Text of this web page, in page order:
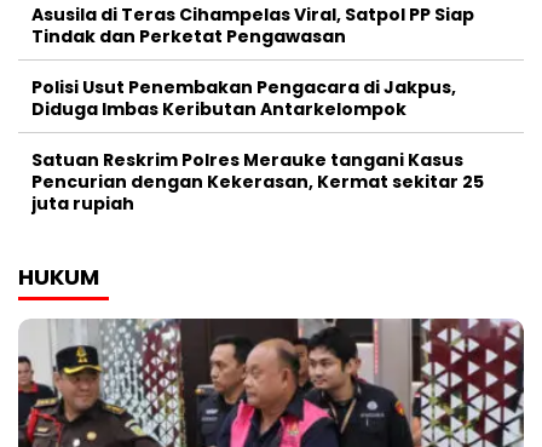
Asusila di Teras Cihampelas Viral, Satpol PP Siap
Tindak dan Perketat Pengawasan
Polisi Usut Penembakan Pengacara di Jakpus,
Diduga Imbas Keributan Antarkelompok
Satuan Reskrim Polres Merauke tangani Kasus
Pencurian dengan Kekerasan, Kermat sekitar 25
juta rupiah
HUKUM